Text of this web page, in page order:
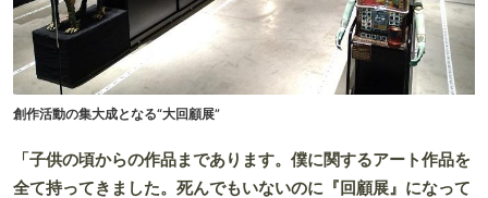
創作活動の集大成となる“大回顧展”
「子供の頃からの作品まであります。僕に関するアート作品を
全て持ってきました。死んでもいないのに『回顧展』になって